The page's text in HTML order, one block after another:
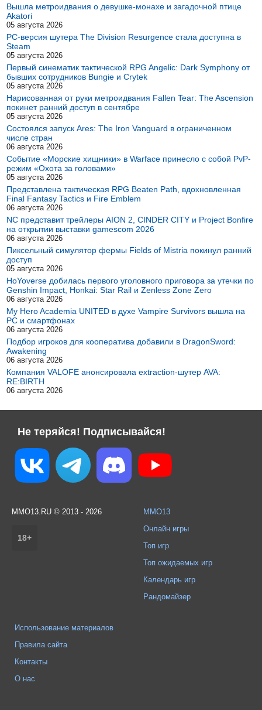
Вышла метроидвания о девушке-монахе и загадочной птице
Akatori
05 августа 2026
PC-версия шутера The Division Resurgence стала доступна в
Steam
05 августа 2026
Первый синематик тактической RPG Angelic: Dark Symphony от
бывших сотрудников Bungie и Crytek
05 августа 2026
Нарисованная от руки метроидвания Fallen Tear: The Ascension
покинет ранний доступ в сентябре
05 августа 2026
Состоялся запуск Ares: The Iron Vanguard в ограниченном
числе стран
06 августа 2026
Событие «Морские хищники» в Warface принесло с собой PvP-
режим «Охота за головами»
05 августа 2026
Представлена тактическая RPG Beaten Path, вдохновленная
Final Fantasy Tactics и Fire Emblem
06 августа 2026
NC представит трейлеры AION 2, CINDER CITY и Project Bonfire
на открытии выставки gamescom 2026
06 августа 2026
Пиксельный симулятор фермы Fields of Mistria покинул ранний
доступ
05 августа 2026
HoYoverse добилась первого уголовного приговора за утечки по
Genshin Impact, Honkai: Star Rail и Zenless Zone Zero
06 августа 2026
My Hero Academia UNITED в духе Vampire Survivors вышла на
PC и смартфонах
06 августа 2026
Подбор игроков для кооператива добавили в DragonSword:
Awakening
06 августа 2026
Компания VALOFE анонсировала extraction-шутер AVA:
RE:BIRTH
06 августа 2026
Не теряйся! Подписывайся!
MMO13.RU © 2013 - 2026
18+
MMO13
Онлайн игры
Топ игр
Топ ожидаемых игр
Календарь игр
Рандомайзер
Использование материалов
Правила сайта
Контакты
О нас